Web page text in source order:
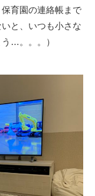
育園の連絡帳まで
と、いつも小さな
…。。。）